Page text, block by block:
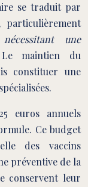
se traduit par
particulièrement
nécessitant une
maintien du
constituer une
euros annuels
Ce budget
des vaccins
préventive de la
conservent leur